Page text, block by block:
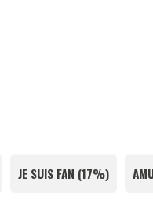
JE SUIS FAN (17%)